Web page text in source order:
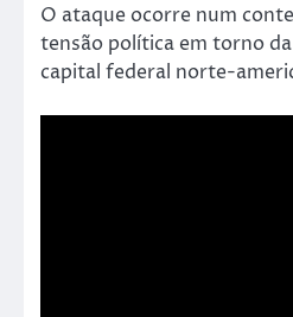
O ataque ocorre num
tensão política em torno
capital federal norte-